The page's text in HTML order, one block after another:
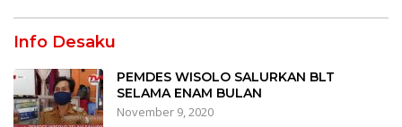
Info Desaku
PEMDES WISOLO SALURKAN BLT
SELAMA ENAM BULAN
November 9, 2020